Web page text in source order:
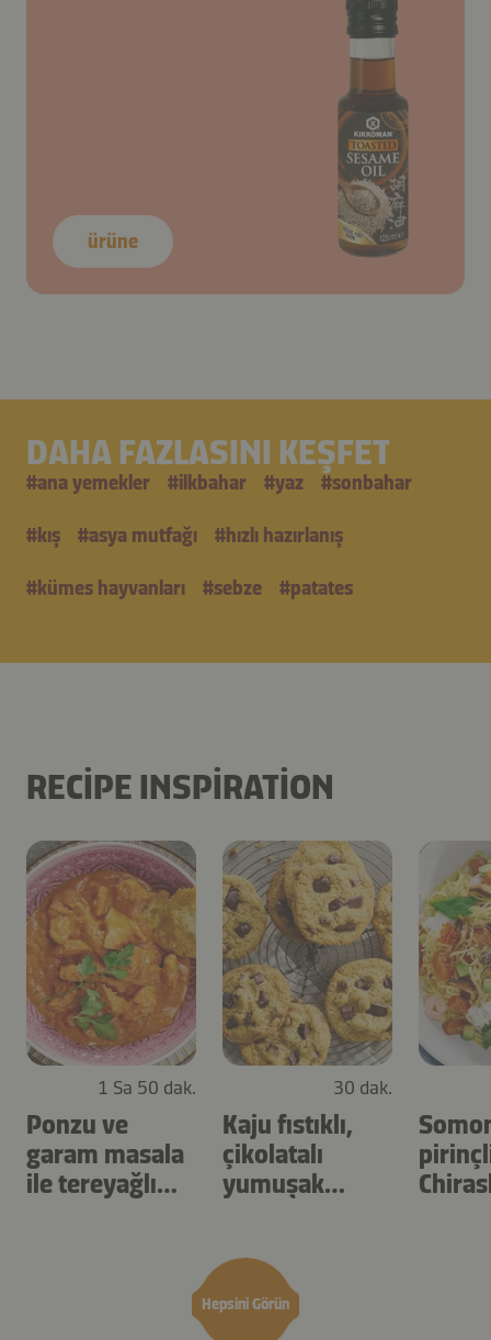
ürüne
DAHA FAZLASINI KEŞFET
#ana yemekler #i̇lkbahar #yaz #sonbahar
#kış #asya mutfağı #hızlı hazırlanış
#kümes hayvanları #sebze #patates
RECIPE INSPIRATION
Hepsini Görün
1 Sa 50 dak.
Ponzu ve
garam masala
ile tereyağlı
30 dak.
Kaju fıstıklı,
çikolatalı
yumuşak